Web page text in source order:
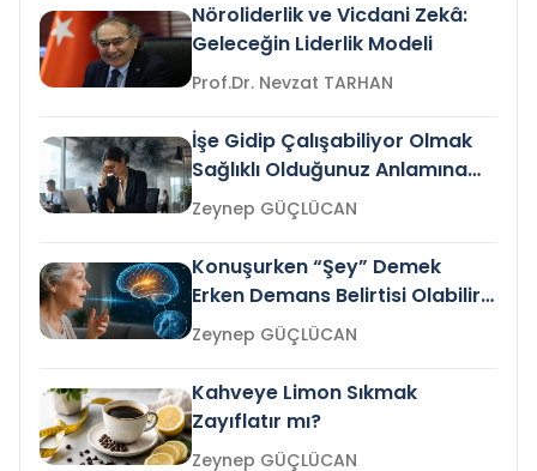
Nöroliderlik ve Vicdani Zekâ:
Geleceğin Liderlik Modeli
Prof.Dr. Nevzat TARHAN
İşe Gidip Çalışabiliyor Olmak
Sağlıklı Olduğunuz Anlamına
Gelir mi?Zeynep GÜÇLÜCAN
Konuşurken “Şey” Demek
Erken Demans Belirtisi Olabilir
mi?
Zeynep GÜÇLÜCAN
Kahveye Limon Sıkmak
Zayıflatır mı?
Zeynep GÜÇLÜCAN